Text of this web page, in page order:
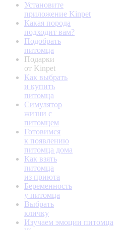
Установите
приложение Kinpet
Какая порода
подходит вам?
Подобрать
питомца
Подарки
от Kinpet
Как выбрать
и купить
питомца
Симулятор
жизни с
питомцем
Готовимся
к появлению
питомца дома
Как взять
питомца
из приюта
Беременность
у питомца
Выбрать
кличку
Изучаем эмоции питомца